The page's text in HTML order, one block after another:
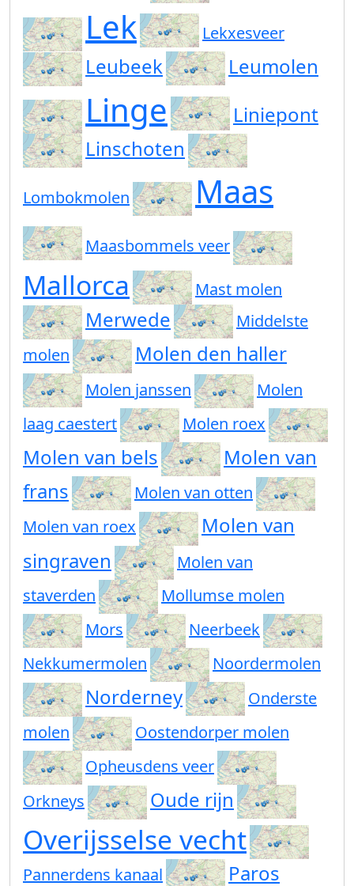
Lek Lekxesveer
Leubeek Leumolen
Linge
Liniepont
Linschoten
Lombokmolen Maas
Maasbommels veer
Mallorca Mast molen
Merwede
Middelste
molen
Molen den haller
Molen janssen
Molen
laag caestert
Molen roex
Molen van bels
Molen van
frans
Molen van otten
Molen van roex
Molen van
singraven
Molen van
staverden
Mollumse molen
Mors
Neerbeek
Nekkumermolen
Noordermolen
Norderney
Onderste
molen
Oostendorper molen
Opheusdens veer
Orkneys
Oude rijn
Overijsselse vecht
Pannerdens kanaal Paros